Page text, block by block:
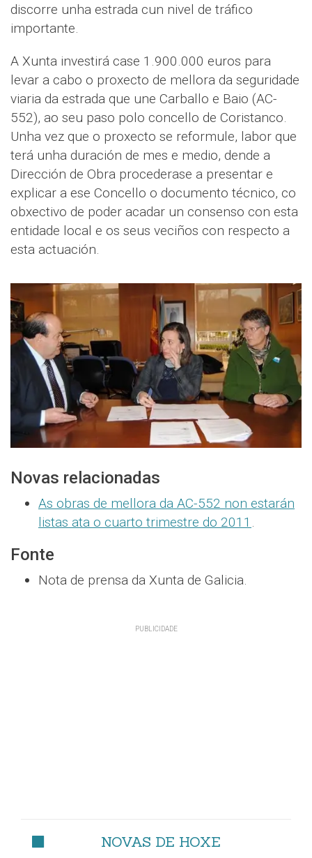
discorre unha estrada cun nivel de tráfico
importante.
A Xunta investirá case 1.900.000 euros para
levar a cabo o proxecto de mellora da seguridade
viaria da estrada que une Carballo e Baio (AC-
552), ao seu paso polo concello de Coristanco.
Unha vez que o proxecto se reformule, labor que
terá unha duración de mes e medio, dende a
Dirección de Obra procederase a presentar e
explicar a ese Concello o documento técnico, co
obxectivo de poder acadar un consenso con esta
entidade local e os seus veciños con respecto a
esta actuación.
Novas relacionadas
As obras de mellora da AC-552 non estarán
listas ata o cuarto trimestre do 2011
Fonte
Nota de prensa da Xunta de Galicia.
NOVAS DE HOXE